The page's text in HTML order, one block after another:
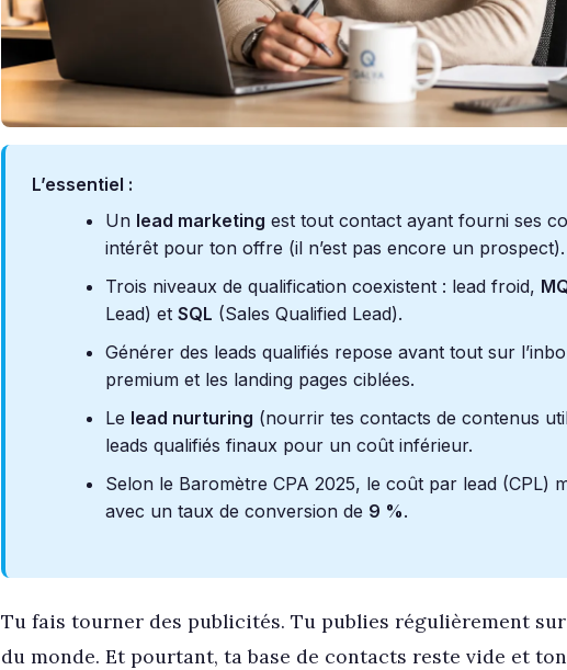
L’essentiel :
Un lead marketing est tout contact ayant fourni ses
intérêt pour ton offre (il n’est pas encore un prospect).
Trois niveaux de qualification coexistent : lead froid,
Lead) etSQL (Sales Qualified Lead).
Générer des leads qualifiés repose avant tout sur
premium et les landing pages ciblées.
Le lead nurturing (nourrir tes contacts de contenus
leads qualifiés finaux pour un coût inférieur.
Selon le Baromètre CPA 2025, le coût par lead (CPL)
avec un taux de conversion de 9 %.
Tu fais tourner des publicités. Tu publies régulièrement
du monde. Et pourtant, ta base de contacts reste vide et